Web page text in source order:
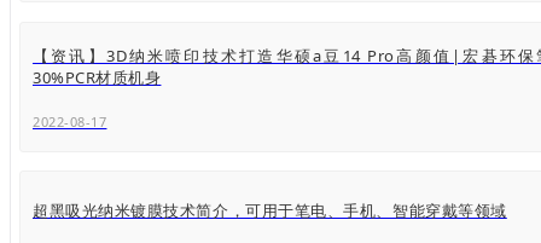
【资讯】3D纳米喷印技术打造华硕a豆14 Pro高颜值|宏碁环保
30%PCR材质机身
2022-08-17
超黑吸光纳米镀膜技术简介，可用于笔电、手机、智能穿戴等领域